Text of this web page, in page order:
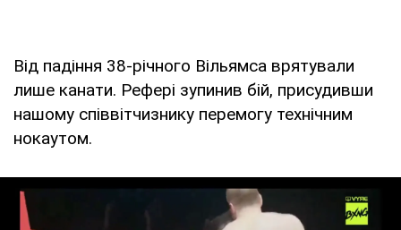
Від падіння 38-річного Вільямса врятували
лише канати. Рефері зупинив бій, присудивши
нашому співвітчизнику перемогу технічним
нокаутом.